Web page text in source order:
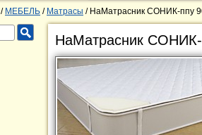
/ МЕБЕЛЬ / Матрасы / НаМатрасник СОНИК-ппу
НаМатрасник СОНИК-